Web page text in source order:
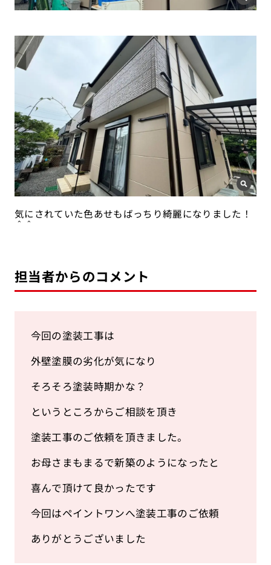
気にされていた色あせもばっちり綺麗になりました！
＾＾
担当者からのコメント
今回の塗装工事は
外壁塗膜の劣化が気になり
そろそろ塗装時期かな？
というところからご相談を頂き
塗装工事のご依頼を頂きました。
お母さまもまるで新築のようになったと
喜んで頂けて良かったです
今回はペイントワンへ塗装工事のご依頼
ありがとうございました